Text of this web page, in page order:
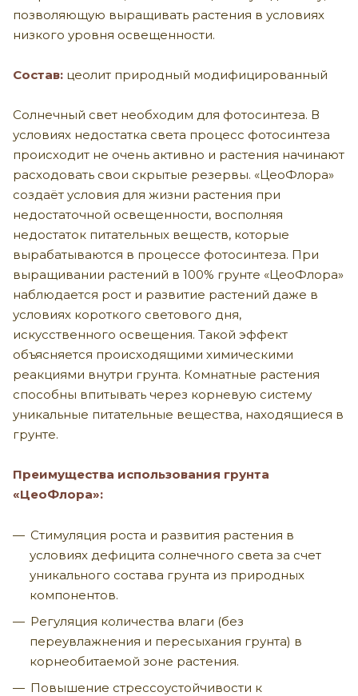
позволяющую выращивать растения в условиях
низкого уровня освещенности.
Состав: цеолит природный модифицированный
Солнечный свет необходим для фотосинтеза. В
условиях недостатка света процесс фотосинтеза
происходит не очень активно и растения начинают
расходовать свои скрытые резервы. «ЦеоФлора»
создаёт условия для жизни растения при
недостаточной освещенности, восполняя
недостаток питательных веществ, которые
вырабатываются в процессе фотосинтеза. При
выращивании растений в 100% грунте «ЦеоФлора»
наблюдается рост и развитие растений даже в
условиях короткого светового дня,
искусственного освещения. Такой эффект
объясняется происходящими химическими
реакциями внутри грунта. Комнатные растения
способны впитывать через корневую систему
уникальные питательные вещества, находящиеся в
грунте.
Преимущества использования грунта
«ЦеоФлора»:
Стимуляция роста и развития растения в
условиях дефицита солнечного света за счет
уникального состава грунта из природных
компонентов.
Регуляция количества влаги (без
переувлажнения и пересыхания грунта) в
корнеобитаемой зоне растения.
Повышение стрессоустойчивости к